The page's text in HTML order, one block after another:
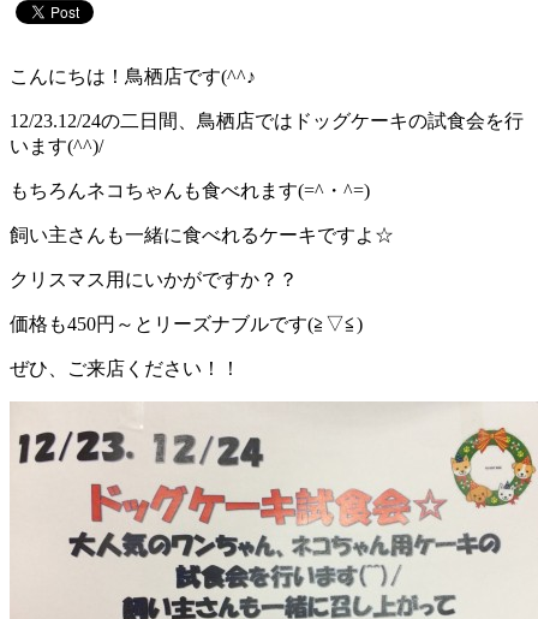
こんにちは！鳥栖店です(^^♪
12/23.12/24の二日間、鳥栖店ではドッグケーキの試食会を行
います(^^)/
もちろんネコちゃんも食べれます(=^・^=)
飼い主さんも一緒に食べれるケーキですよ☆
クリスマス用にいかがですか？？
価格も450円～とリーズナブルです(≧▽≦)
ぜひ、ご来店ください！！